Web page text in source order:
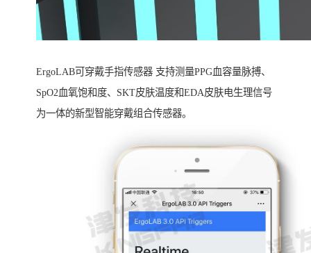
ErgoLAB可穿戴手指传感器 支持测量PPG血容量脉搏、
SpO2血氧饱和度、SKT皮肤温度和EDA皮肤电生理信号
为一体的新型智能穿戴组合传感器。